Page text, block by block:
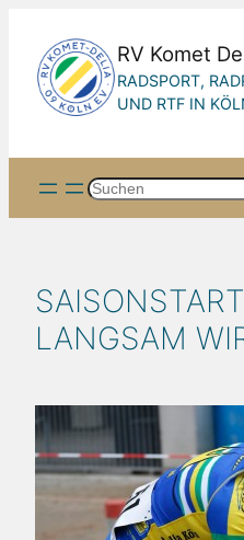
springen
RV Komet
RADSPORT,
UND RTF IN
Suchen
LANGSAM